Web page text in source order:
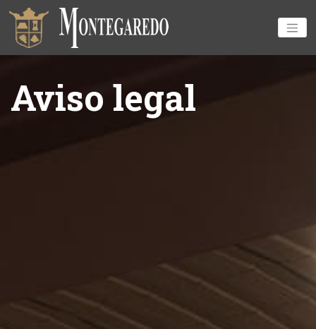
Aviso legal